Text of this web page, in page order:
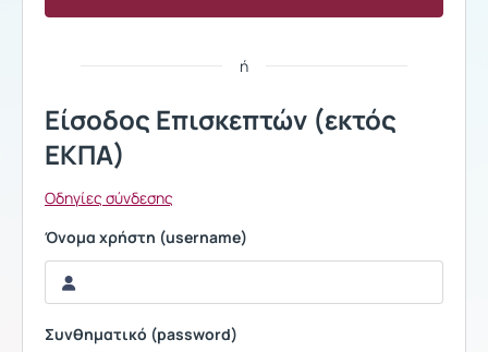
ή
Είσοδος Επισκεπτών (εκτός
ΕΚΠΑ)
Οδηγίες σύνδεσης
Όνομα χρήστη (username)
Συνθηματικό (password)